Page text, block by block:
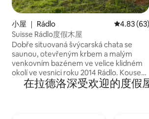
小屋 ｜ Rádlo 平均评分
4.83 (63)
Suisse Rádlo度假木屋
Dobře situovaná švýcarská chata se
saunou, otevřeným krbem a malým
venkovním bazénem ve velice klidném
okolí ve vesnici roku 2014 Rádlo. Kousek
od dálnice a hlavních tahu na skiareály
Jizerských a Krkonošských hor. Dobrá
在拉德洛深受欢迎的度假